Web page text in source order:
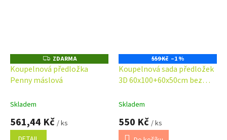
Z
D
A
R
ZDARMA
Koupelnová předložka
Penny máslová
Skladem
561,44 Kč / ks
559 Kč –1 %
Koupelnová sada předložek
3D 60x100+60x50cm bez
Skladem
550 Kč / ks